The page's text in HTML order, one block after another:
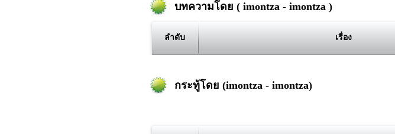
บทความโดย ( imontza - imontza )
ลำดับ เรื่อง
กระทู้โดย (imontza - imontza)